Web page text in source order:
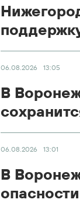
06.08.2026 13:05
В
06.08.2026 13:01
В